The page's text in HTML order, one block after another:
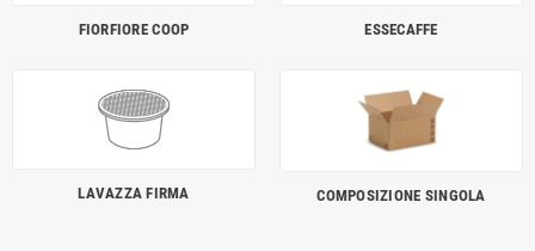
FIORFIORE COOP ESSECAFFE
LAVAZZA FIRMA COMPOSIZIONE SINGOLA